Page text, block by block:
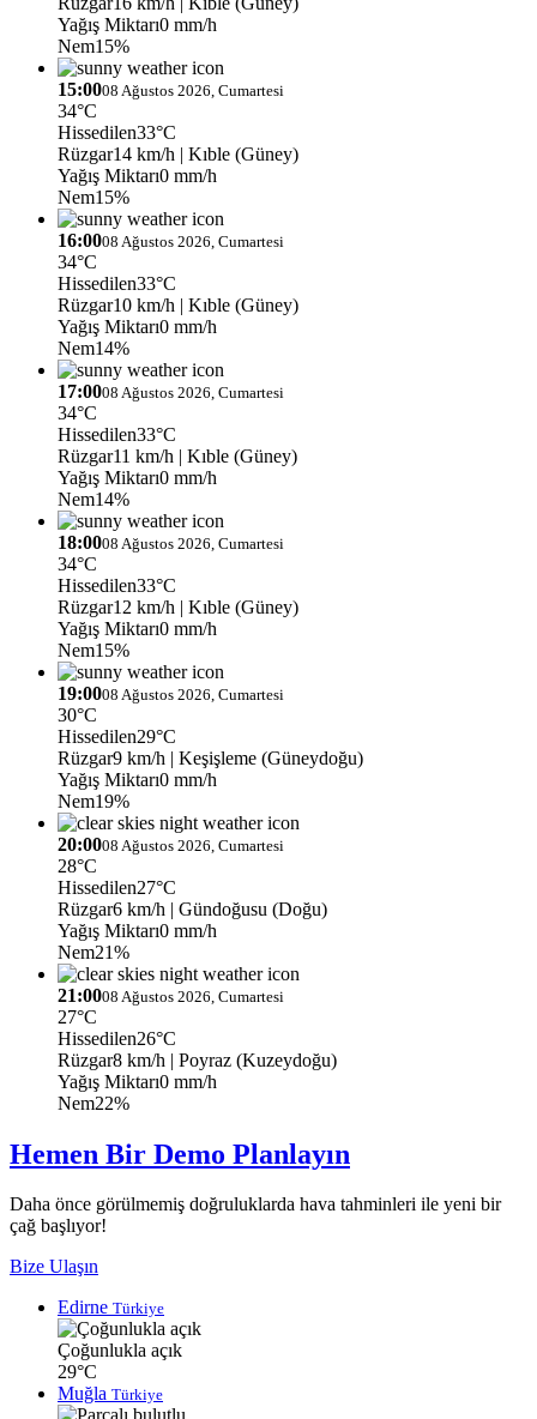
Yağış Miktarı0 mm/h
Nem15%
15:0008 Ağustos 2026, Cumartesi
34°C
Hissedilen33°C
Rüzgar14 km/h | Kıble (Güney)
Yağış Miktarı0 mm/h
Nem15%
16:0008 Ağustos 2026, Cumartesi
34°C
Hissedilen33°C
Rüzgar10 km/h | Kıble (Güney)
Yağış Miktarı0 mm/h
Nem14%
17:0008 Ağustos 2026, Cumartesi
34°C
Hissedilen33°C
Rüzgar11 km/h | Kıble (Güney)
Yağış Miktarı0 mm/h
Nem14%
18:0008 Ağustos 2026, Cumartesi
34°C
Hissedilen33°C
Rüzgar12 km/h | Kıble (Güney)
Yağış Miktarı0 mm/h
Nem15%
19:0008 Ağustos 2026, Cumartesi
30°C
Hissedilen29°C
Rüzgar9 km/h | Keşişleme (Güneydoğu)
Yağış Miktarı0 mm/h
Nem19%
20:0008 Ağustos 2026, Cumartesi
28°C
Hissedilen27°C
Rüzgar6 km/h | Gündoğusu (Doğu)
Yağış Miktarı0 mm/h
Nem21%
21:0008 Ağustos 2026, Cumartesi
27°C
Hissedilen26°C
Rüzgar8 km/h | Poyraz (Kuzeydoğu)
Yağış Miktarı0 mm/h
Nem22%
Hemen Bir Demo Planlayın
Daha önce görülmemiş doğruluklarda hava tahminleri ile yeni bir
çağ başlıyor!
Bize Ulaşın
Edirne Türkiye
Çoğunlukla açık
29°C
Muğla Türkiye